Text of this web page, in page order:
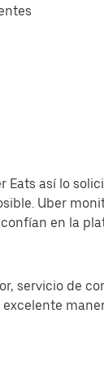
así lo
Uber
en la
servicio de